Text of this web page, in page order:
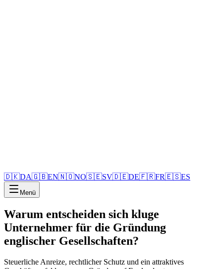
🇩🇰DA🇬🇧EN🇳🇴NO🇸🇪SV🇩🇪DE🇫🇷FR🇪🇸ES
Menü
Warum entscheiden sich kluge
Unternehmer für die Gründung
englischer Gesellschaften?
Steuerliche Anreize, rechtlicher Schutz und ein attraktives